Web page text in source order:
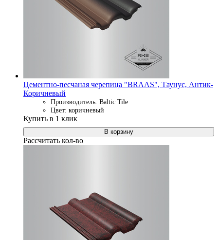
Цементно-песчаная черепица "BRAAS", Таунус, Антик-
Коричневый
Производитель: Baltic Tile
Цвет: коричневый
Купить в 1 клик
В корзину
Рассчитать кол-во